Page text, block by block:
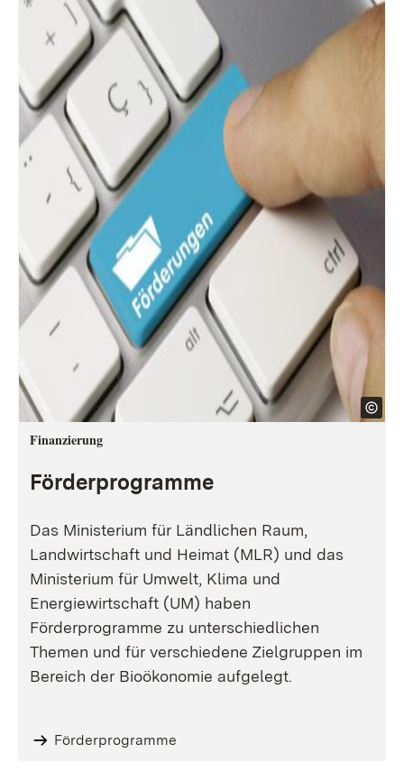
Finanzierung
Förderprogramme
Das Ministerium für Ländlichen Raum,
Landwirtschaft und Heimat (MLR) und das
Ministerium für Umwelt, Klima und
Energiewirtschaft (UM) haben
Förderprogramme zu unterschiedlichen
Themen und für verschiedene Zielgruppen im
Bereich der Bioökonomie aufgelegt.
Förderprogramme